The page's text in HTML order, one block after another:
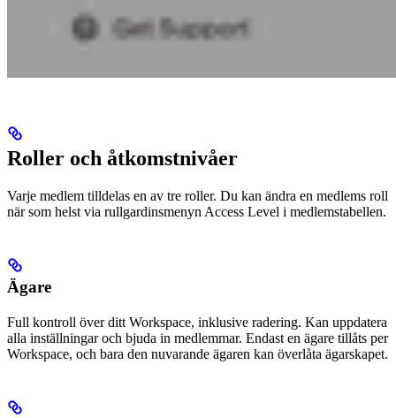
Roller och åtkomstnivåer
Varje medlem tilldelas en av tre roller. Du kan ändra en medlems roll
när som helst via rullgardinsmenyn Access Level i medlemstabellen.
Ägare
Full kontroll över ditt Workspace, inklusive radering. Kan uppdatera
alla inställningar och bjuda in medlemmar. Endast en ägare tillåts per
Workspace, och bara den nuvarande ägaren kan överlåta ägarskapet.